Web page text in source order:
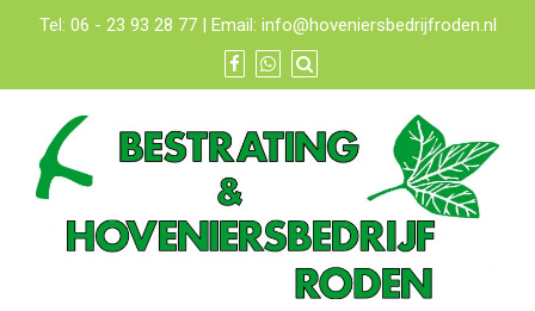
Tel: 06 - 23 93 28 77| Email: info@hoveniersbedrijfroden.nl